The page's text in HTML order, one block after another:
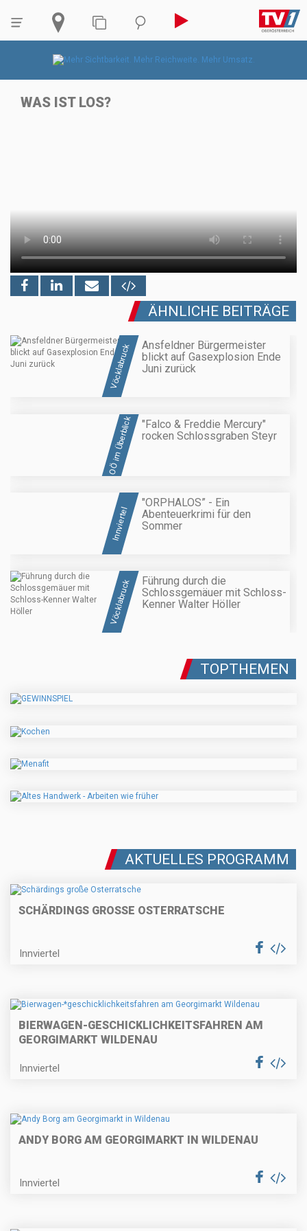
WAS IST LOS?
ÄHNLICHE BEITRÄGE
Vöcklabruck
Ansfeldner Bürgermeister
blickt auf Gasexplosion Ende
Juni zurück
OÖ im Überblick
"Falco & Freddie Mercury"
rocken Schlossgraben Steyr
Innviertel
"ORPHALOS” - Ein
Abenteuerkrimi für den
Sommer
Vöcklabruck
Führung durch die
Schlossgemäuer mit Schloss-
Kenner Walter Höller
TOPTHEMEN
AKTUELLES PROGRAMM
SCHÄRDINGS GROSSE OSTERRATSCHE
Innviertel
BIERWAGEN-GESCHICKLICHKEITSFAHREN AM
GEORGIMARKT WILDENAU
Innviertel
ANDY BORG AM GEORGIMARKT IN WILDENAU
Innviertel